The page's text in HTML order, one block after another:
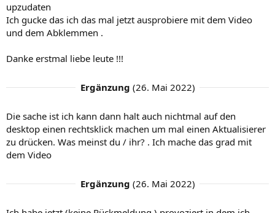
upzudaten
Ich gucke das ich das mal jetzt ausprobiere mit dem Video
und dem Abklemmen .
Danke erstmal liebe leute !!!
Ergänzung (26. Mai 2022)
Die sache ist ich kann dann halt auch nichtmal auf den
desktop einen rechtsklick machen um mal einen Aktualisierer
zu drücken. Was meinst du / ihr? . Ich mache das grad mit
dem Video
Ergänzung (26. Mai 2022)